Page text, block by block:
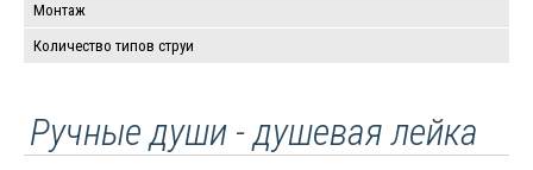
Монтаж
Количество типов струи
Ручные души - душевая лейка